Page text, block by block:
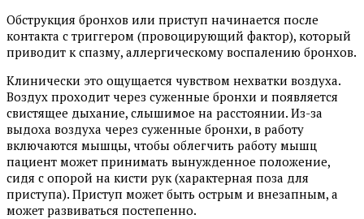
Обструкция бронхов или приступ начинается после
контакта с триггером (провоцирующий фактор), который
приводит к спазму, аллергическому воспалению бронхов.
Клинически это ощущается чувством нехватки воздуха.
Воздух проходит через суженные бронхи и появляется
свистящее дыхание, слышимое на расстоянии. Из-за
выдоха воздуха через суженные бронхи, в работу
включаются мышцы, чтобы облегчить работу мышц
пациент может принимать вынужденное положение,
сидя с опорой на кисти рук (характерная поза для
приступа). Приступ может быть острым и внезапным, а
может развиваться постепенно.